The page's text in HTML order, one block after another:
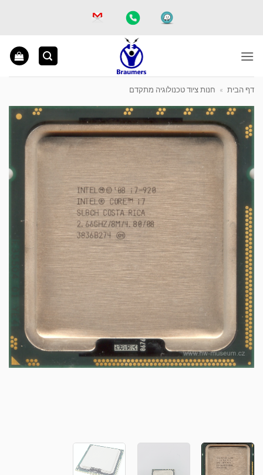
דף הבית » חנות ציוד טכנולוגיה מתקדם